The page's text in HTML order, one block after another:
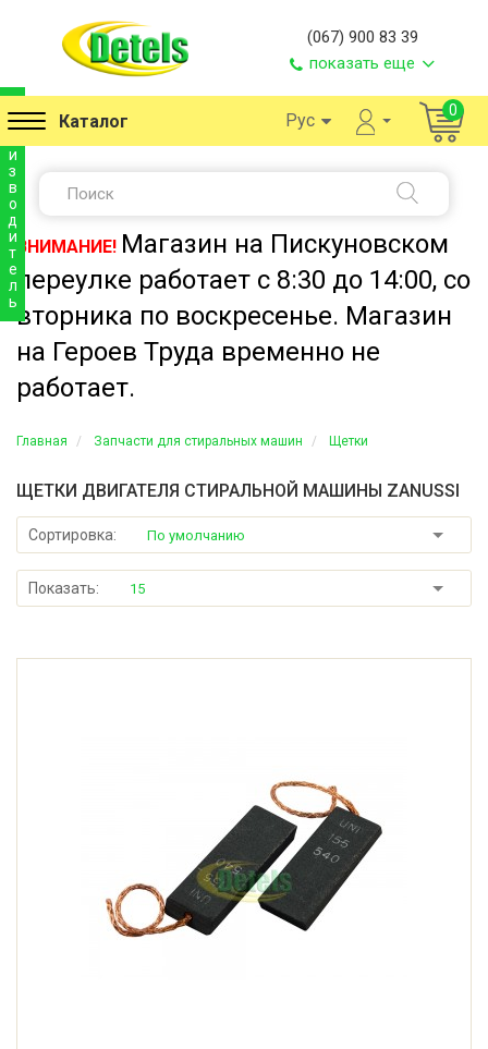
(067) 900 83 39
показать еще
Каталог Рус 0
ВНИМАНИЕ! Магазин на Пискуновском
переулке работает с 8:30 до 14:00, со
вторника по воскресенье. Магазин
на Героев Труда временно не
работает.
Главная Запчасти для стиральных машин Щетки
ЩЕТКИ ДВИГАТЕЛЯ СТИРАЛЬНОЙ МАШИНЫ ZANUSSI
Сортировка: По умолчанию
Показать: 15
р
и
з
в
о
д
и
т
е
л
ь